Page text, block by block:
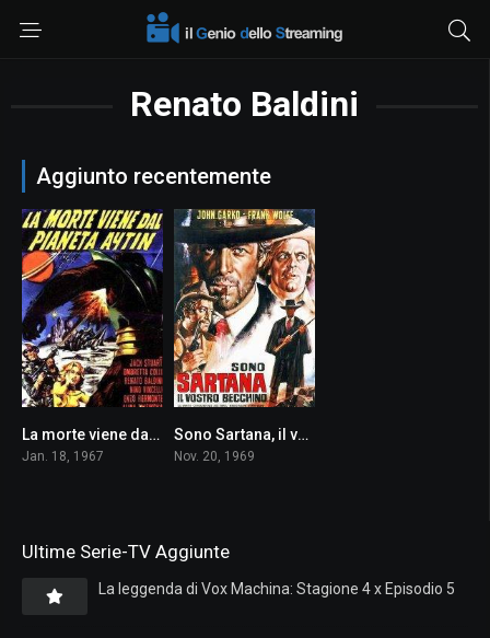
Renato Baldini
Aggiunto recentemente
3.6La morte viene dal pianeta Aytin
Jan. 18, 1967
6.5
Sono Sartana, il vostro becchino
Nov. 20, 1969
Ultime Serie-TV Aggiunte
La leggenda di Vox Machina: Stagione 4 x Episodio 5